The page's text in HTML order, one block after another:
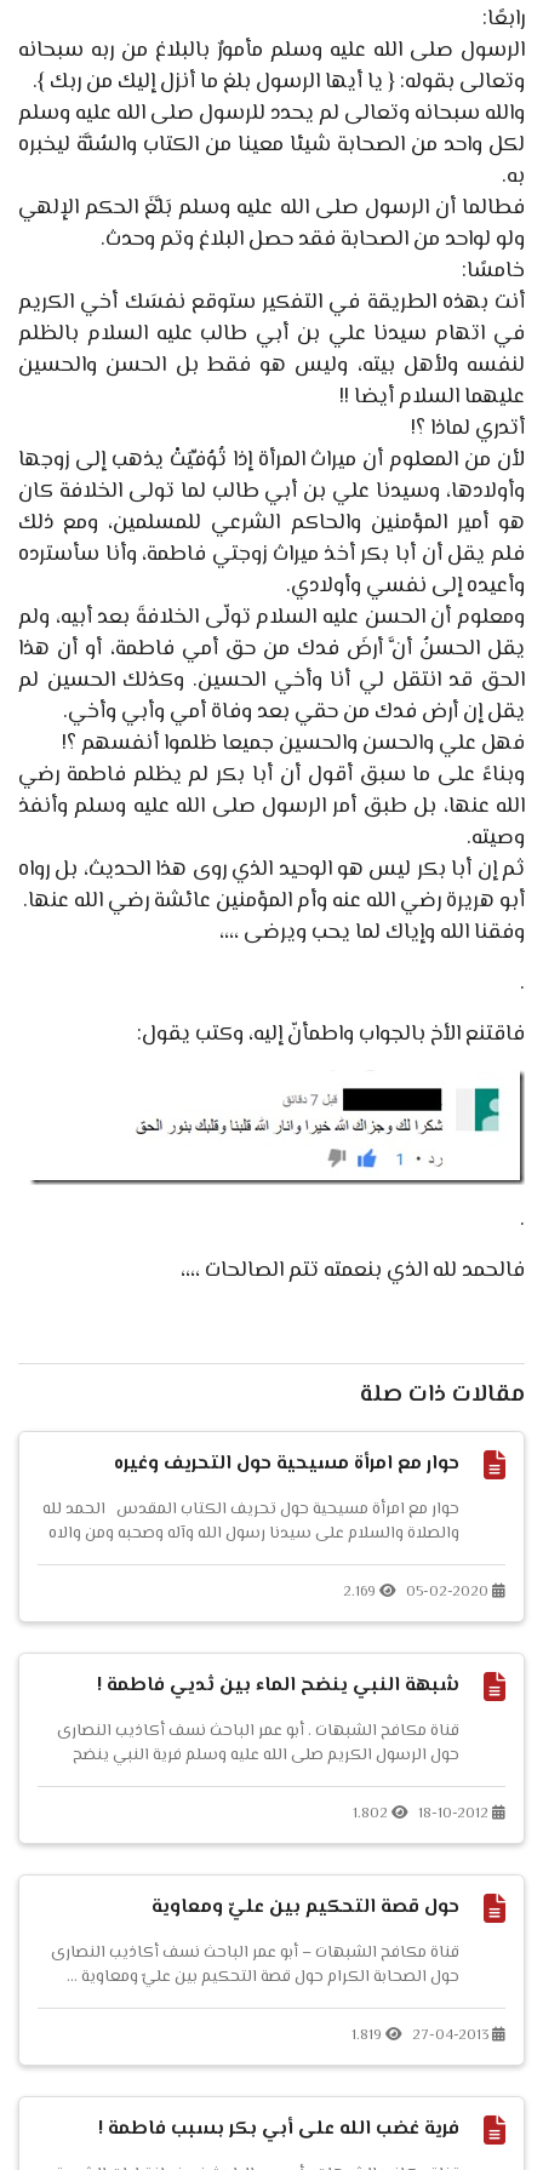
رابعًا:
الرسول صلى الله عليه وسلم مأمورٌ بالبلاغ من ربه سبحانه
وتعالى بقوله: { يا أيها الرسول بلغ ما أنزل إليك من ربك }.
والله سبحانه وتعالى لم يحدد للرسول صلى الله عليه وسلم
لكل واحد من الصحابة شيئا معينا من الكتاب والسُنَّة ليخبره
به.
فطالما أن الرسول صلى الله عليه وسلم بَلَّغَ الحكم الإلهي
ولو لواحد من الصحابة فقد حصل البلاغ وتم وحدث.
خامسًا:
أنت بهذه الطريقة في التفكير ستوقع نفسَك أخي الكريم
في اتهام سيدنا علي بن أبي طالب عليه السلام بالظلم
لنفسه ولأهل بيته، وليس هو فقط بل الحسن والحسين
عليهما السلام أيضا !!
أتدري لماذا ؟!
لأن من المعلوم أن ميراث المرأة إذا تُوُفِّيَتْ يذهب إلى زوجها
وأولادها، وسيدنا علي بن أبي طالب لما تولى الخلافة كان
هو أمير المؤمنين والحاكم الشرعي للمسلمين، ومع ذلك
فلم يقل أن أبا بكر أخذ ميراث زوجتي فاطمة، وأنا سأسترده
وأعيده إلى نفسي وأولادي.
ومعلوم أن الحسن عليه السلام تولّى الخلافةَ بعد أبيه، ولم
يقل الحسنُ أنَّ أرضَ فدك من حق أمي فاطمة، أو أن هذا
الحق قد انتقل لي أنا وأخي الحسين. وكذلك الحسين لم
يقل إن أرض فدك من حقي بعد وفاة أمي وأبي وأخي.
فهل علي والحسن والحسين جميعا ظلموا أنفسهم ؟!
وبناءً على ما سبق أقول أن أبا بكر لم يظلم فاطمة رضي
الله عنها، بل طبق أمر الرسول صلى الله عليه وسلم وأنفذ
وصيته.
ثم إن أبا بكر ليس هو الوحيد الذي روى هذا الحديث، بل رواه
أبو هريرة رضي الله عنه وأم المؤمنين عائشة رضي الله عنها.
وفقنا الله وإياك لما يحب ويرضى ،،،،
.
فاقتنع الأخ بالجواب واطمأنّ إليه، وكتب يقول:
.
فالحمد لله الذي بنعمته تتم الصالحات ،،،،
مقالات ذات صلة
حوار مع امرأة مسيحية حول التحريف وغيره
حوار مع امرأة مسيحية حول تحريف الكتاب المقدس الحمد لله
والصلاة والسلام على سيدنا رسول الله وآله وصحبه ومن والاه
من قارئه أن ي...
05-02-2020
2.169
شبهة النبي ينضح الماء بين ثديي فاطمة !
قناة مكافح الشبهات . أبو عمر الباحث نسف أكاذيب النصارى
حول الرسول الكريم صلى الله عليه وسلم فرية النبي ينضح
18-10-2012
1.802
حول قصة التحكيم بين عليّ ومعاوية
قناة مكافح الشبهات – أبو عمر الباحث نسف أكاذيب النصارى
حول الصحابة الكرام حول قصة التحكيم بين عليّ ومعاوية ...
27-04-2013
1.819
فرية غضب الله على أبي بكر بسبب فاطمة !